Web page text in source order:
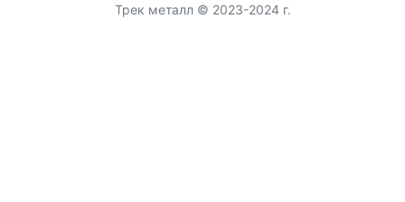
Трек металл © 2023-2024 г.